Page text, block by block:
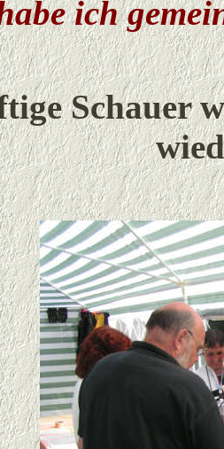
ich
Schauer